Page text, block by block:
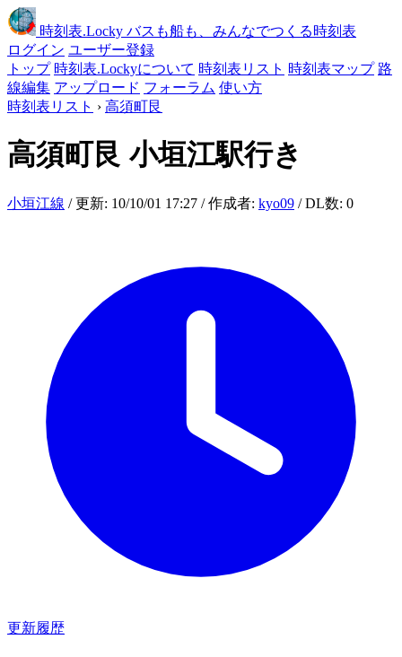
時刻表.Locky バスも船も、みんなでつくる時刻表
ログイン ユーザー登録
トップ 時刻表.Lockyについて 時刻表リスト 時刻表マップ 路
線編集 アップロード フォーラム 使い方
時刻表リスト › 高須町艮
高須町艮 小垣江駅行き
小垣江線 / 更新: 10/10/01 17:27 / 作成者: kyo09 / DL数: 0
更新履歴